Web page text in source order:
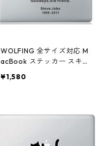
WOLFING 全サイズ対応 M
acBook ステッカー スキ
ー Steve Jobs スティーブ
¥1,580